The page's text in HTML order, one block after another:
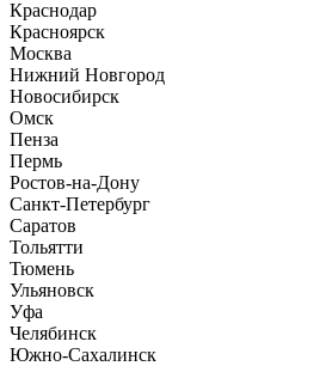
Краснодар
Красноярск
Москва
Нижний Новгород
Новосибирск
Омск
Пенза
Пермь
Ростов-на-Дону
Санкт-Петербург
Саратов
Тольятти
Тюмень
Ульяновск
Уфа
Челябинск
Южно-Сахалинск